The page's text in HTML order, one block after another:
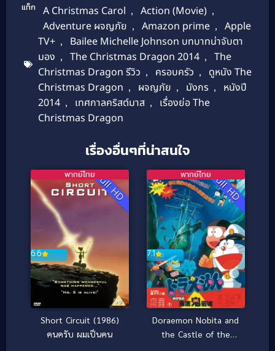
แท็ก A Christmas Carol , Action (Movie) ,
Adventure ผจญภัย , Amazon prime ,
Apple
TV+ ,
Bailee Michelle Johnson บทบาทน่าจับตา
มอง , The Christmas Dragon 2014 ,
The
Christmas Dragon รีวิว , ครอบครัว ,
ดูหนัง The
Christmas Dragon , ผจญภัย , มังกร ,
หนังปี
2014 , เทศกาลคริสต์มาส ,
เรื่องย่อ The
Christmas Dragon
เรื่องอื่นๆที่น่าสนใจ
Full HD
6.6
พากย์ไทย
Short Circuit (1986)
คนครับ ผมเป็นคน
Full HD
7.1
พากย์ไทย
Doraemon Nobita and
the Castle of the